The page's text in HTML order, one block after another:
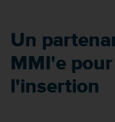
Un
MMI'e
l'insertion